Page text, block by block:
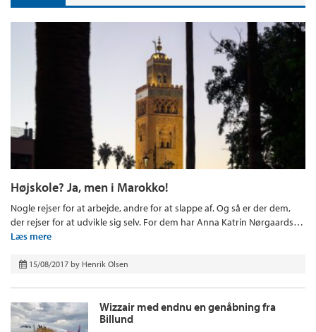
Højskole? Ja, men i Marokko!
Nogle rejser for at arbejde, andre for at slappe af. Og så er der dem,
der rejser for at udvikle sig selv. For dem har Anna Katrin Nørgaards…
Læs mere
15/08/2017 by Henrik Olsen
Wizzair med endnu en genåbning fra
Billund